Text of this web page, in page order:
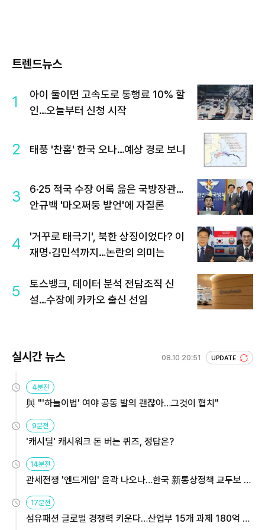
트렌드뉴스
1
아이 둘이면 고속도로 통행료 10% 할
인…오늘부터 신청 시작
2 태풍 '찬홈' 한국 오나…예상 경로 보니
3
6·25 적국 수장 어록 읊은 국방장관…
안규백 '마오쩌둥 발언'에 자질론
4
'거꾸로 태극기', 북한 상징이었다? 이
재명·김민석까지…논란의 의미는
5
토스뱅크, 데이터 분석 전담조직 신
설…수장에 카카오 출신 선임
실시간 뉴스 08.10 20:51 UPDATE
4분전
與 "'하늘이법' 여야 공동 발의 괜찮아…그것이 협치"
9분전
'캐시딜' 캐시워크 돈 버는 퀴즈, 정답은?
14분전
관세전쟁 '엔드게임' 윤곽 나오나…한국 新통상정책 교두보 활
17분전
섬유패션 글로벌 경쟁력 키운다…산업부 15개 과제 180억 지